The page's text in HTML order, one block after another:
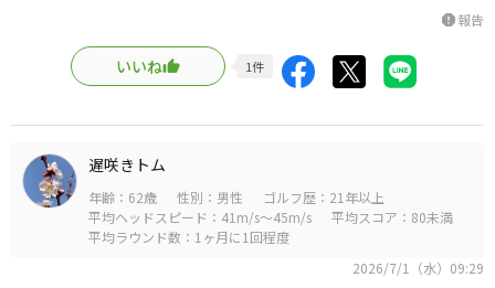
report報告
いいね 1件
遅咲きトム
年齢：62歳 性別：男性
ゴルフ歴：21年以上
平均ヘッドスピード：41m/s～45m/s
平均スコア：80未満
平均ラウンド数：1ヶ月に1回程度
2026/7/1（水）09:29